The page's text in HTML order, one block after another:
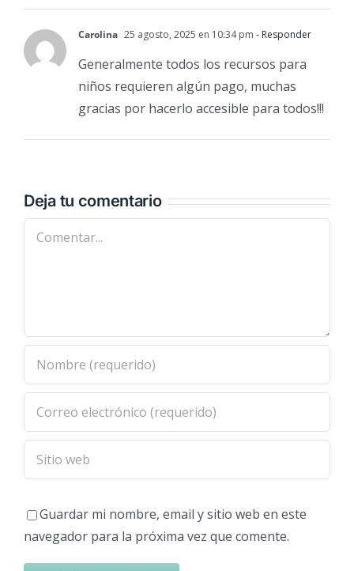
Carolina 25 agosto, 2025 en 10:34 pm - Responder
Generalmente todos los recursos para
niños requieren algún pago, muchas
gracias por hacerlo accesible para todos!!!
Deja tu comentario
Comentar
Guardar mi nombre, email y sitio web en este
navegador para la próxima vez que comente.